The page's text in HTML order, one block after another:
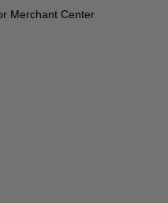
Merchant Center